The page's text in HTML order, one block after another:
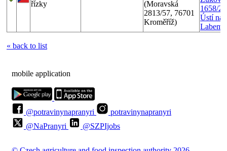
řízky
(Moravská
2813/57, 76701
Kroměříž)
1658/
Ústí nad
Labem
« back to list
mobile application
@potravinynapranyri
potravinynapranyri
@NaPranyri
@SZPIjobs